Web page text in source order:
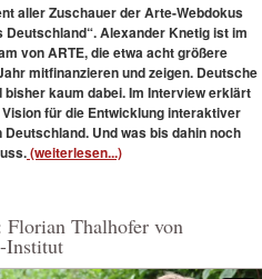
aller Zuschauer der Arte-Webdokus
Deutschland“.Alexander Knetig ist im
von ARTE, die etwa acht größere
mitfinanzieren und zeigen. Deutsche
bisher kaum dabei. Im Interview erklärt
für die Entwicklung interaktiver
Deutschland. Und was bis dahin noch
(weiterlesen...)
Florian Thalhofer von
Institut